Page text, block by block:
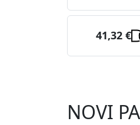
41,32 €
NOVI